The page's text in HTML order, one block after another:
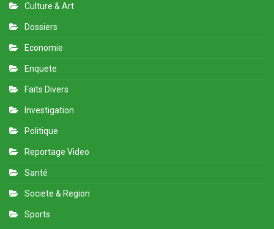
Culture & Art
Dossiers
Economie
Enquete
Faits Divers
Investigation
Politique
Reportage Video
Santé
Societe & Region
Sports